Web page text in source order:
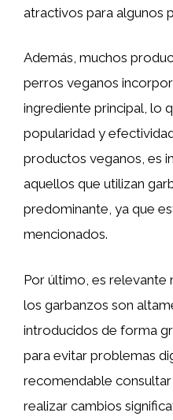
atractivos para algunos
Además, muchos
perros veganos
ingrediente principal, lo
popularidad y
productos veganos, es
aquellos que utilizan
predominante, ya que
mencionados.
Por último, es relevante
los garbanzos son
introducidos de forma
para evitar problemas
recomendable
realizar cambios